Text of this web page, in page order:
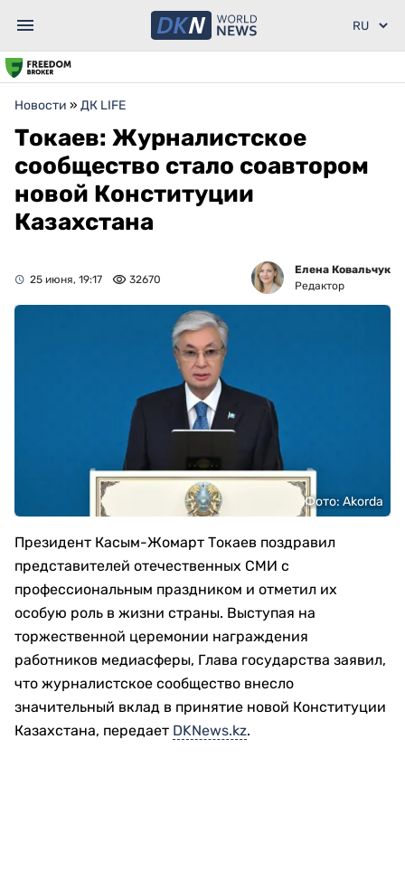
Новости » ДК LIFE
Токаев: Журналистское
сообщество стало соавтором
новой Конституции
Казахстана
25 июня, 19:17 32670
Елена Ковальчук
Редактор
Фото: Аkorda
Президент Касым-Жомарт Токаев поздравил
представителей отечественных СМИ с
профессиональным праздником и отметил их
особую роль в жизни страны. Выступая на
торжественной церемонии награждения
работников медиасферы, Глава государства заявил,
что журналистское сообщество внесло
значительный вклад в принятие новой Конституции
Казахстана, передает DKNews.kz.